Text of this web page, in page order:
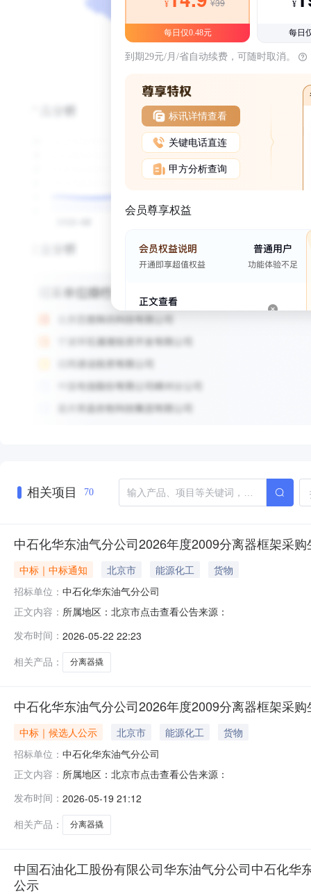
¥ ¥39
每日仅0.48元
¥
每日
到期29元/月/省自动续费，可随时取消。
标讯详情查看
关键电话直连
甲方分析查询
会员尊享权益
相关项目 70
中石化华东油气分公司2026年度2009分离器框架采
中标｜中标通知 北京市 能源化工
货物
招标单位： 中石化华东油气分公司
正文内容： 所属地区：北京市点击查看公告来源：
发布时间： 2026-05-22 22:23
相关产品：
分离器撬
中石化华东油气分公司2026年度2009分离器框架采
中标｜候选人公示 北京市 能源化工
货物
招标单位： 中石化华东油气分公司
正文内容： 所属地区：北京市点击查看公告来源：
发布时间： 2026-05-19 21:12
相关产品：
分离器撬
中国石油化工股份有限公司华东油气分公司中石化
公示